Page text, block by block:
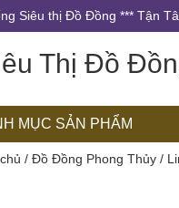
Siêu thị Đồ Đồng *** Tận
MỤC SẢN PHẨM
/ Đồ Đồng Phong Thủy /